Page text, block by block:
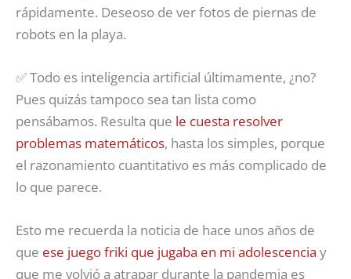
rápidamente. Deseoso de ver fotos de piernas de
robots en la playa.
✅ Todo es inteligencia artificial últimamente, ¿no?
Pues quizás tampoco sea tan lista como
pensábamos. Resulta que le cuesta resolver
problemas matemáticos, hasta los simples, porque
el razonamiento cuantitativo es más complicado de
lo que parece.
Esto me recuerda la noticia de hace unos años de
que ese juego friki que jugaba en mi adolescencia y
que me volvió a atrapar durante la pandemia es